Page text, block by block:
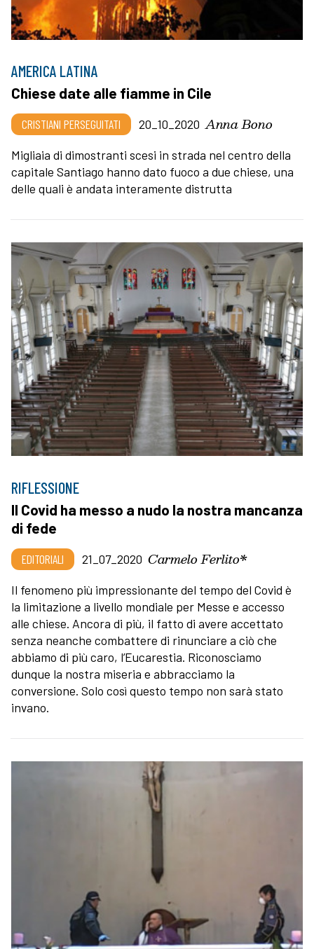
AMERICA LATINA
Chiese date alle fiamme in Cile
CRISTIANI PERSEGUITATI 20_10_2020 Anna Bono
Migliaia di dimostranti scesi in strada nel centro della
capitale Santiago hanno dato fuoco a due chiese, una
delle quali è andata interamente distrutta
RIFLESSIONE
Il Covid ha messo a nudo la nostra mancanza
di fede
EDITORIALI 21_07_2020 Carmelo Ferlito*
Il fenomeno più impressionante del tempo del Covid è
la limitazione a livello mondiale per Messe e accesso
alle chiese. Ancora di più, il fatto di avere accettato
senza neanche combattere di rinunciare a ciò che
abbiamo di più caro, l’Eucarestia. Riconosciamo
dunque la nostra miseria e abbracciamo la
conversione. Solo così questo tempo non sarà stato
invano.